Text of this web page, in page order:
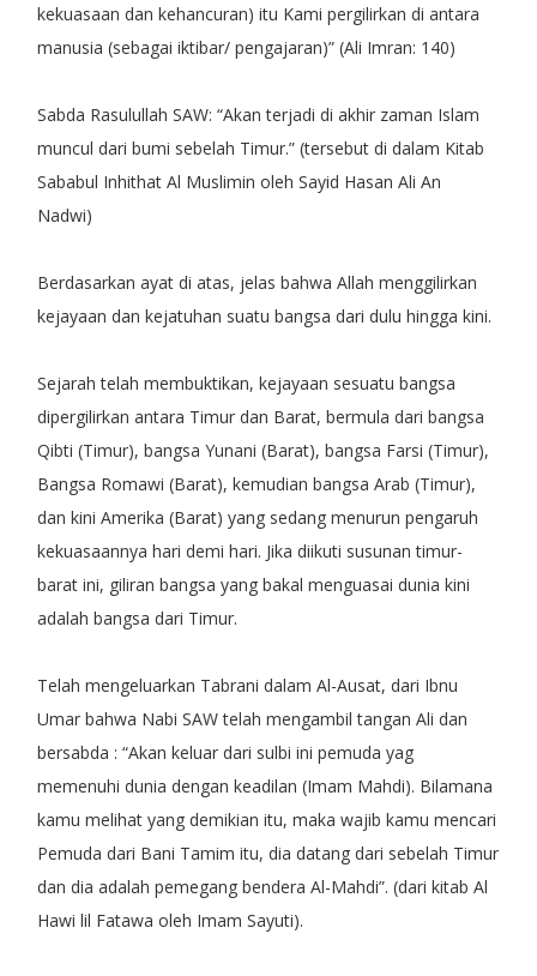
kekuasaan dan kehancuran) itu Kami pergilirkan di antara
manusia (sebagai iktibar/ pengajaran)” (Ali Imran: 140)
Sabda Rasulullah SAW: “Akan terjadi di akhir zaman Islam
muncul dari bumi sebelah Timur.” (tersebut di dalam Kitab
Sababul Inhithat Al Muslimin oleh Sayid Hasan Ali An
Nadwi)
Berdasarkan ayat di atas, jelas bahwa Allah menggilirkan
kejayaan dan kejatuhan suatu bangsa dari dulu hingga kini.
Sejarah telah membuktikan, kejayaan sesuatu bangsa
dipergilirkan antara Timur dan Barat, bermula dari bangsa
Qibti (Timur), bangsa Yunani (Barat), bangsa Farsi (Timur),
Bangsa Romawi (Barat), kemudian bangsa Arab (Timur),
dan kini Amerika (Barat) yang sedang menurun pengaruh
kekuasaannya hari demi hari. Jika diikuti susunan timur-
barat ini, giliran bangsa yang bakal menguasai dunia kini
adalah bangsa dari Timur.
Telah mengeluarkan Tabrani dalam Al-Ausat, dari Ibnu
Umar bahwa Nabi SAW telah mengambil tangan Ali dan
bersabda : “Akan keluar dari sulbi ini pemuda yag
memenuhi dunia dengan keadilan (Imam Mahdi). Bilamana
kamu melihat yang demikian itu, maka wajib kamu mencari
Pemuda dari Bani Tamim itu, dia datang dari sebelah Timur
dan dia adalah pemegang bendera Al-Mahdi”. (dari kitab Al
Hawi lil Fatawa oleh Imam Sayuti).